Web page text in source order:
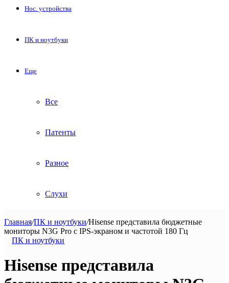
Нос. устройства
ПК и ноутбуки
Еще
Все
Патенты
Разное
Слухи
Главная/ПК и ноутбуки/Hisense представила бюджетные
мониторы N3G Pro с IPS-экраном и частотой 180 Гц
ПК и ноутбуки
Hisense представила